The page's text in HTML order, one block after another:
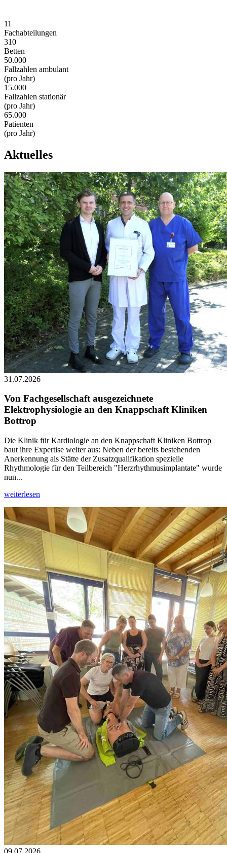
11
Fachabteilungen
310
Betten
50.000
Fallzahlen ambulant
(pro Jahr)
15.000
Fallzahlen stationär
(pro Jahr)
65.000
Patienten
(pro Jahr)
Aktuelles
31.07.2026
Von Fachgesellschaft ausgezeichnete
Elektrophysiologie an den Knappschaft Kliniken
Bottrop
Die Klinik für Kardiologie an den Knappschaft Kliniken Bottrop
baut ihre Expertise weiter aus: Neben der bereits bestehenden
Anerkennung als Stätte der Zusatzqualifikation spezielle
Rhythmologie für den Teilbereich "Herzrhythmusimplantate" wurde
nun...
weiterlesen
09.07.2026